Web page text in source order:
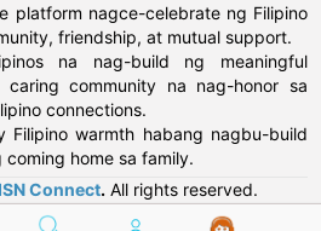
platform nagce-celebrate ng Filipino
friendship, at mutual support.
na nag-build ng meaningful
caring community na nag-honor sa
connections.
Filipino warmth habang nagbu-build
home sa family.
ISN Connect. All rights reserved.